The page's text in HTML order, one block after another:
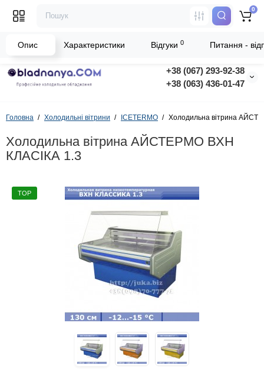
+38 (067) 293-92-38
+38 (063) 436-01-47
0
Головна Холодильні вітрини ICETERMO Холодильна вітрина
Холодильна вітрина АЙСТЕРМО ВХН
КЛАСІКА 1.3
TOP
Опис Характеристики Відгуки 0 Питання -